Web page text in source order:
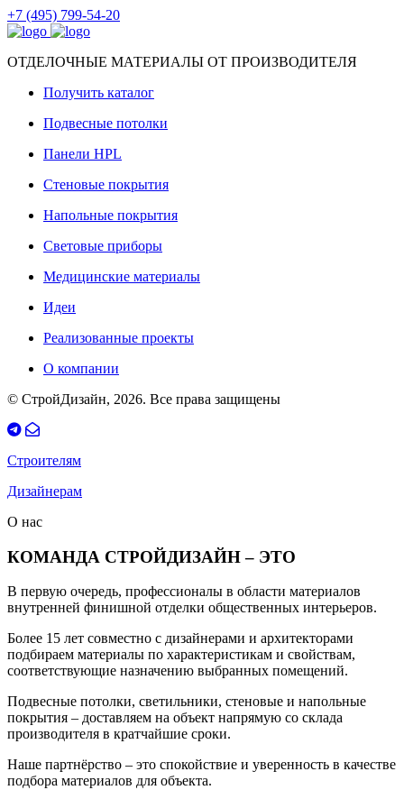
+7 (495) 799-54-20
ОТДЕЛОЧНЫЕ МАТЕРИАЛЫ ОТ ПРОИЗВОДИТЕЛЯ
Получить каталог
Подвесные потолки
Панели HPL
Стеновые покрытия
Напольные покрытия
Световые приборы
Медицинские материалы
Идеи
Реализованные проекты
О компании
© СтройДизайн, 2026. Все права защищены
Строителям
Дизайнерам
О нас
КОМАНДА СТРОЙДИЗАЙН – ЭТО
В первую очередь, профессионалы в области материалов
внутренней финишной отделки общественных интерьеров.
Более 15 лет совместно с дизайнерами и архитекторами
подбираем материалы по характеристикам и свойствам,
соответствующие назначению выбранных помещений.
Подвесные потолки, светильники, стеновые и напольные
покрытия – доставляем на объект напрямую со склада
производителя в кратчайшие сроки.
Наше партнёрство – это спокойствие и уверенность в качестве
подбора материалов для объекта.